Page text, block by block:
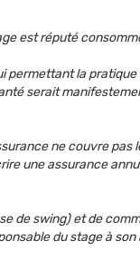
est réputé
permettant la
serait
ne couvre pas
une assurance
de swing) et de
du stage à son